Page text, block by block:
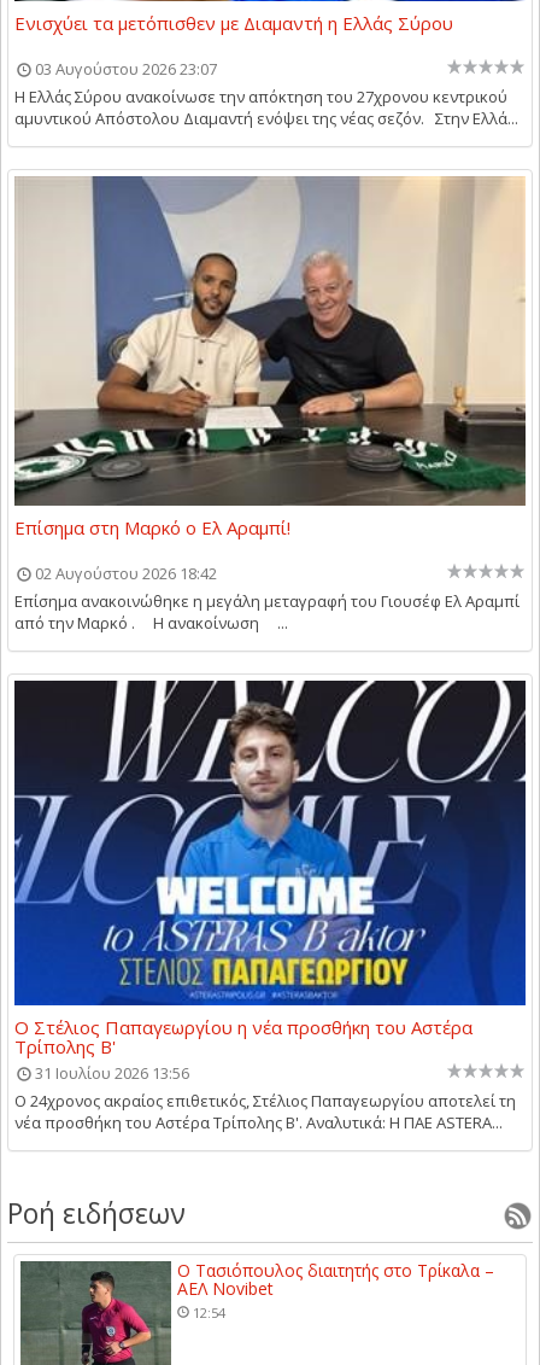
Ενισχύει τα μετόπισθεν με Διαμαντή η Ελλάς Σύρου
03 Αυγούστου 2026 23:07
Η Ελλάς Σύρου ανακοίνωσε την απόκτηση του 27χρονου κεντρικού
αμυντικού Απόστολου Διαμαντή ενόψει της νέας σεζόν. Στην Ελλά...
Επίσημα στη Μαρκό ο Ελ Αραμπί!
02 Αυγούστου 2026 18:42
Επίσημα ανακοινώθηκε η μεγάλη μεταγραφή του Γιουσέφ Ελ Αραμπί
από την Μαρκό . Η ανακοίνωση ...
Ο Στέλιος Παπαγεωργίου η νέα προσθήκη του Αστέρα
Τρίπολης Β'
31 Ιουλίου 2026 13:56
Ο 24χρονος ακραίος επιθετικός, Στέλιος Παπαγεωργίου αποτελεί τη
νέα προσθήκη του Αστέρα Τρίπολης Β'. Αναλυτικά: Η ΠΑΕ ASTERA...
Ροή ειδήσεων
Ο Τασιόπουλος διαιτητής στο Τρίκαλα –
ΑΕΛ Novibet
12:54